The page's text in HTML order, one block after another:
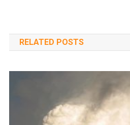
RELATED POSTS